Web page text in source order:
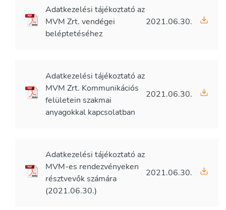
Adatkezelési tájékoztató az
MVM Zrt. vendégei
beléptetéséhez
2021.06.30.
Adatkezelési tájékoztató az
MVM Zrt. Kommunikációs
felületein szakmai
anyagokkal kapcsolatban
2021.06.30.
Adatkezelési tájékoztató az
MVM-es rendezvényeken
résztvevők számára
(2021.06.30.)
2021.06.30.